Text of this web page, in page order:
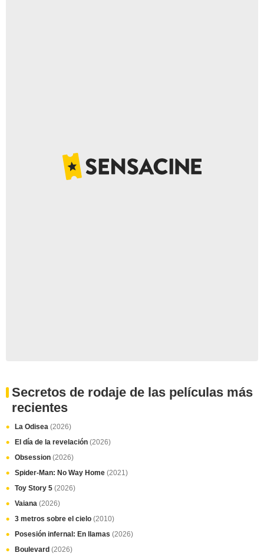
Secretos de rodaje de las películas más
recientes
La Odisea (2026)
El día de la revelación (2026)
Obsession (2026)
Spider-Man: No Way Home (2021)
Toy Story 5 (2026)
Vaiana (2026)
3 metros sobre el cielo (2010)
Posesión infernal: En llamas (2026)
Boulevard (2026)